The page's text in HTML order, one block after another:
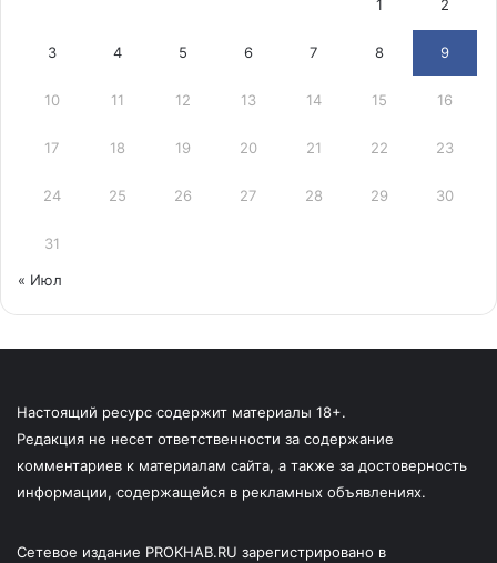
1 2
3 4 5 6 7 8 9
10 11 12 13 14 15 16
17 18 19 20 21 22 23
24 25 26 27 28 29 30
31
« Июл
Настоящий ресурс содержит материалы 18+.
Редакция не несет ответственности за содержание
комментариев к материалам сайта, а также за достоверность
информации, содержащейся в рекламных объявлениях.
Сетевое издание PROKHAB.RU зарегистрировано в